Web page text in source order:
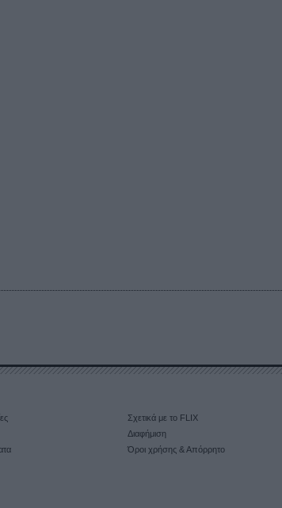
Σχετικά με το FLIX
Διαφήμιση
Όροι χρήσης & Απόρρητο